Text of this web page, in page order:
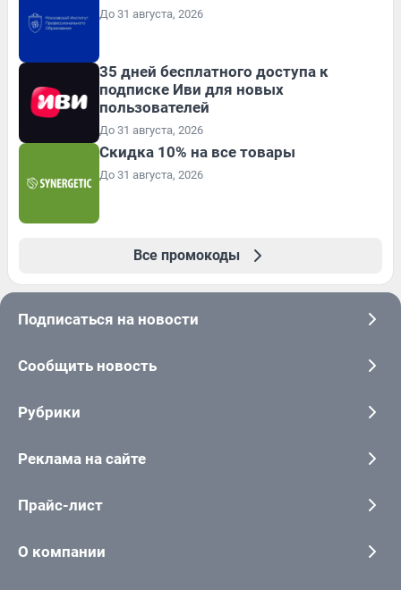
До 31 августа, 2026
35 дней бесплатного доступа к
подписке Иви для новых
пользователей
До 31 августа, 2026
Скидка 10% на все товары
До 31 августа, 2026
Все промокоды
Подписаться на новости
Сообщить новость
Рубрики
Реклама на сайте
Прайс-лист
О компании